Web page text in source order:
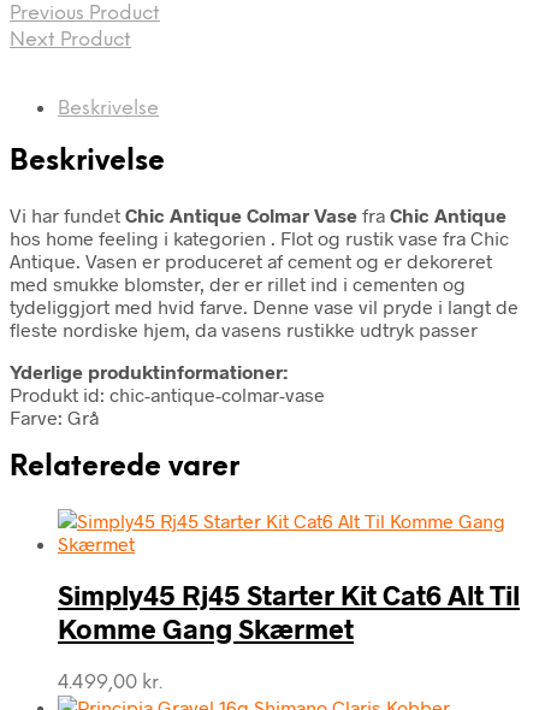
Previous Product
Next Product
Beskrivelse
Beskrivelse
Vi har fundet Chic Antique Colmar Vase fra Chic Antique
hos home feeling i kategorien . Flot og rustik vase fra Chic
Antique. Vasen er produceret af cement og er dekoreret
med smukke blomster, der er rillet ind i cementen og
tydeliggjort med hvid farve. Denne vase vil pryde i langt de
fleste nordiske hjem, da vasens rustikke udtryk passer
Yderlige produktinformationer:
Produkt id: chic-antique-colmar-vase
Farve: Grå
Relaterede varer
Simply45 Rj45 Starter Kit Cat6 Alt Til
Komme Gang Skærmet
4.499,00 kr.